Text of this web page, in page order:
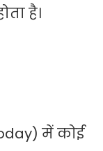
है।
में कोई